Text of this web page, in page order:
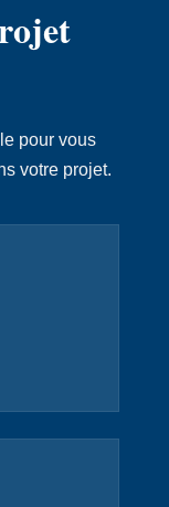
pour vous
votre projet.